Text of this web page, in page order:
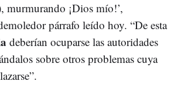
murmurando ¡Dios mío!’,
párrafo leído hoy. “De esta
deberían ocuparse las autoridades
sobre otros problemas cuya